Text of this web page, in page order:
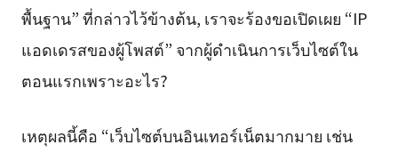
พื้นฐาน” ที่กล่าวไว้ข้างต้น, เราจะร้องขอเปิดเผย “IP
แอดเดรสของผู้โพสต์” จากผู้ดำเนินการเว็บไซต์ใน
ตอนแรกเพราะอะไร?
เหตุผลนี้คือ “เว็บไซต์บนอินเทอร์เน็ตมากมาย เช่น